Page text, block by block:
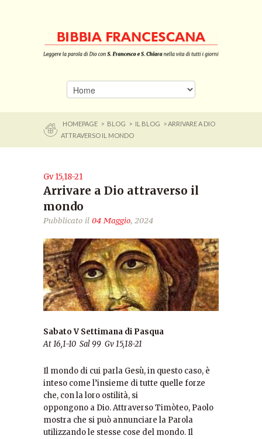
HOMEPAGE > BLOG > IL BLOG
> ARRIVARE A DIO
ATTRAVERSO IL MONDO
Gv 15,18-21
Arrivare a Dio attraverso il
mondo
Pubblicato il 04 Maggio, 2024
Sabato V Settimana di Pasqua
At 16,1-10 Sal 99 Gv 15,18-21
Il mondo di cui parla Gesù, in questo caso, è
inteso come l’insieme di tutte quelle forze
che, con la loro ostilità, si
oppongono a Dio. Attraverso Timòteo, Paolo
mostra che si può annunciare la Parola
utilizzando le stesse cose del mondo. Il